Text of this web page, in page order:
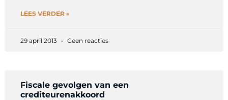
LEES VERDER »
29 april 2013 Geen reacties
Fiscale gevolgen van een
crediteurenakkoord